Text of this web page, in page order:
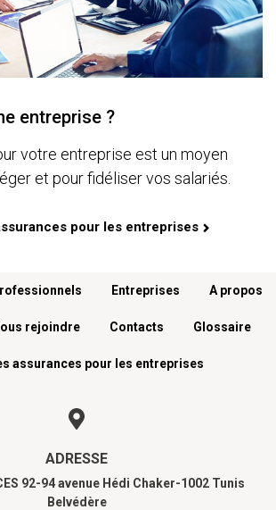
entreprise ?
votre entreprise est un moyen
et pour fidéliser vos salariés.
pour les entreprises
Entreprises A propos
rejoindre Contacts Glossaire
assurances pour les entreprises
ADRESSE
92-94 avenue Hédi Chaker-1002 Tunis
Belvédère